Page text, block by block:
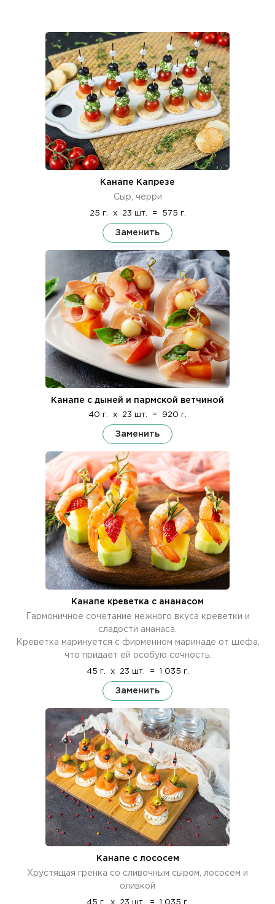
Канапе Капрезе
Сыр, черри
25 г. x 23 шт. = 575 г.
Заменить
Канапе с дыней и пармской ветчиной
40 г. x 23 шт. = 920 г.
Заменить
Канапе креветка с ананасом
Гармоничное сочетание нежного вкуса креветки и
сладости ананаса.
Креветка маринуется с фирменном маринаде от шефа,
что придает ей особую сочность.
45 г. x 23 шт. = 1 035 г.
Заменить
Канапе с лососем
Хрустящая гренка со сливочным сыром, лососем и
оливкой
45 г. x 23 шт. = 1 035 г.